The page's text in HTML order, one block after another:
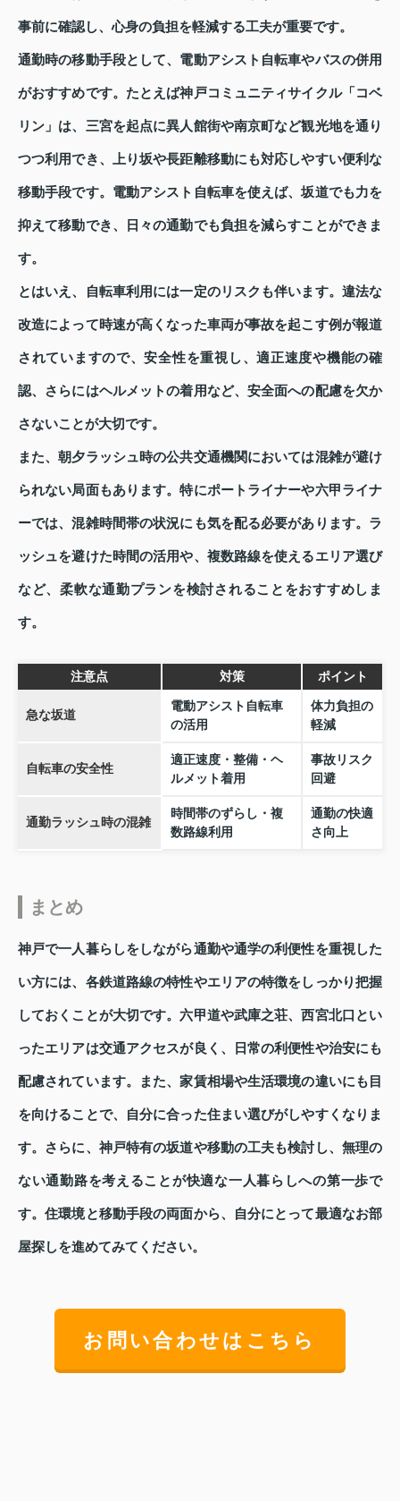
事前に確認し、心身の負担を軽減する工夫が重要です。
通勤時の移動手段として、電動アシスト自転車やバスの併用
がおすすめです。たとえば神戸コミュニティサイクル「コベ
リン」は、三宮を起点に異人館街や南京町など観光地を通り
つつ利用でき、上り坂や長距離移動にも対応しやすい便利な
移動手段です。電動アシスト自転車を使えば、坂道でも力を
抑えて移動でき、日々の通勤でも負担を減らすことができま
す。
とはいえ、自転車利用には一定のリスクも伴います。違法な
改造によって時速が高くなった車両が事故を起こす例が報道
されていますので、安全性を重視し、適正速度や機能の確
認、さらにはヘルメットの着用など、安全面への配慮を欠か
さないことが大切です。
また、朝夕ラッシュ時の公共交通機関においては混雑が避け
られない局面もあります。特にポートライナーや六甲ライナ
ーでは、混雑時間帯の状況にも気を配る必要があります。ラ
ッシュを避けた時間の活用や、複数路線を使えるエリア選び
など、柔軟な通勤プランを検討されることをおすすめしま
す。
注意点 対策 ポイント
急な坂道
電動アシスト自転車
の活用
体力負担の
軽減
自転車の安全性
適正速度・整備・ヘ
ルメット着用
事故リスク
回避
通勤ラッシュ時の混雑
時間帯のずらし・複
数路線利用
通勤の快適
さ向上
まとめ
神戸で一人暮らしをしながら通勤や通学の利便性を重視した
い方には、各鉄道路線の特性やエリアの特徴をしっかり把握
しておくことが大切です。六甲道や武庫之荘、西宮北口とい
ったエリアは交通アクセスが良く、日常の利便性や治安にも
配慮されています。また、家賃相場や生活環境の違いにも目
を向けることで、自分に合った住まい選びがしやすくなりま
す。さらに、神戸特有の坂道や移動の工夫も検討し、無理の
ない通勤路を考えることが快適な一人暮らしへの第一歩で
す。住環境と移動手段の両面から、自分にとって最適なお部
屋探しを進めてみてください。
お問い合わせはこちら